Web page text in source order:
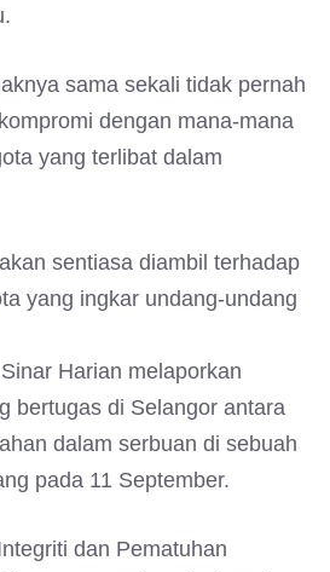
sama sekali tidak pernah
dengan mana-mana
yang terlibat dalam
sentiasa diambil terhadap
yang ingkar undang-undang
Harian melaporkan
bertugas di Selangor antara
dalam serbuan di sebuah
pada 11 September.
dan Pematuhan